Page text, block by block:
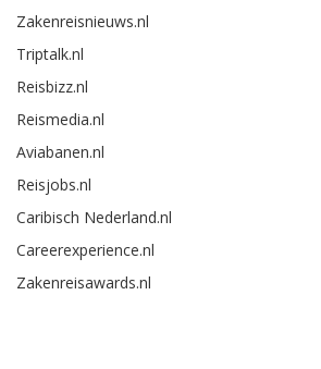
Zakenreisnieuws.nl
Triptalk.nl
Reisbizz.nl
Reismedia.nl
Aviabanen.nl
Reisjobs.nl
Caribisch Nederland.nl
Careerexperience.nl
Zakenreisawards.nl